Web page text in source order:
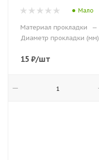
Мало
Материал прокладки —
Диаметр прокладки (мм)
15 ₽/шт